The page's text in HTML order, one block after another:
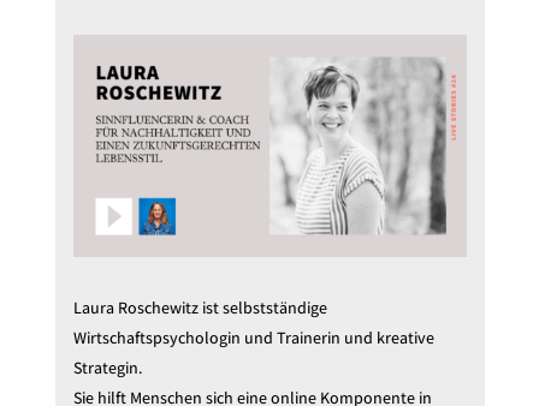
Laura Roschewitz ist selbstständige
Wirtschaftspsychologin und Trainerin und kreative
Strategin.
Sie hilft Menschen sich eine online Komponente in